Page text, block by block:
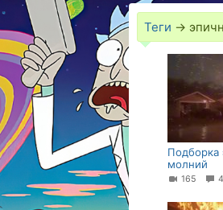
Теги →
Подборка
молний
165